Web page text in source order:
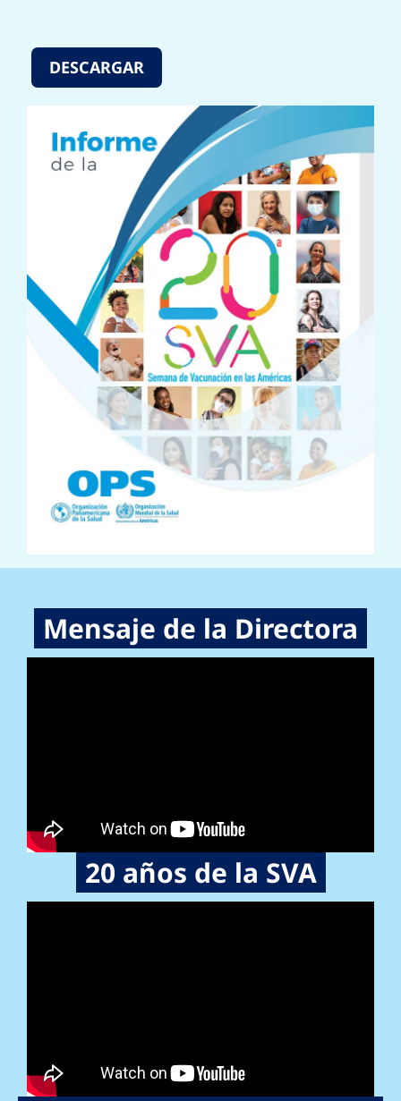
DESCARGAR
Mensaje de la Directora
20 años de la SVA